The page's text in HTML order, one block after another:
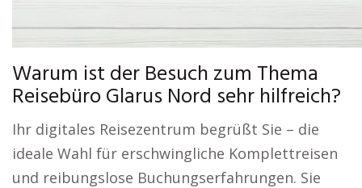
Warum ist der Besuch zum Thema
Reisebüro Glarus Nord sehr hilfreich?
Ihr digitales Reisezentrum begrüßt Sie – die
ideale Wahl für erschwingliche Komplettreisen
und reibungslose Buchungserfahrungen. Sie